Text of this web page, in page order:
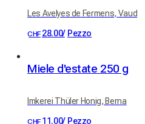
Les Avelyes de Fermens, Vaud
CHF 28.00/ Pezzo
Miele d'estate 250 g
Imkerei Thüler Honig, Berna
CHF 11.00/ Pezzo